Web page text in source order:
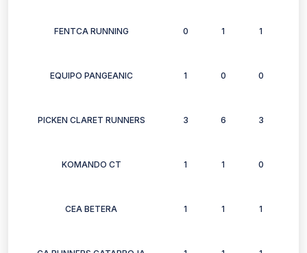
FENTCA RUNNING 0 1 1
EQUIPO PANGEANIC 1 0 0
PICKEN CLARET RUNNERS 3 6 3
KOMANDO CT 1 1 0
CEA BETERA 1 1 1